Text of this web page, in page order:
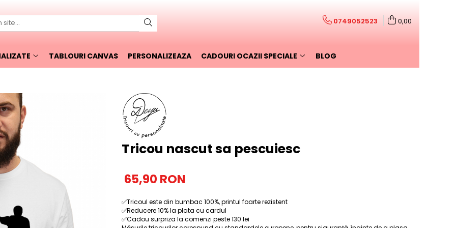
0749052523 0,00
TABLOURI CANVAS PERSONALIZEAZA CADOURI OCAZII SPECIALE BLOG
Tricou nascut sa pescuiesc
65,90 RON
✅Tricoul este din bumbac 100%, printul foarte rezistent
✅Reducere 10% la plata cu cardul
✅Cadou surpriza la comenzi peste 130 lei